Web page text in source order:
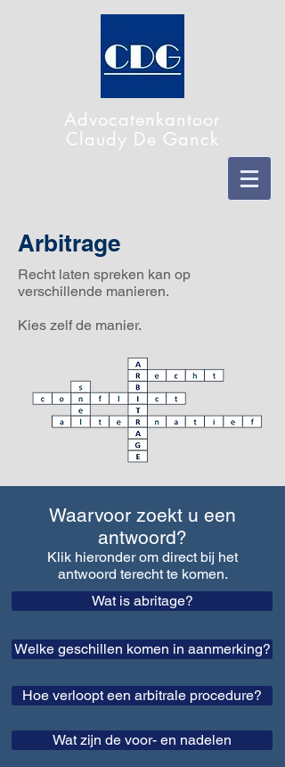
Advocatenkantoor
Claudy De Ganck
Arbitrage
Recht laten spreken kan op
verschillende manieren.
Kies zelf de manier.
Waarvoor zoekt u een
antwoord?
Klik hieronder om direct bij het
antwoord terecht te komen.
Wat is abritage?
Welke geschillen komen in aanmerking?
Hoe verloopt een arbitrale procedure?
Wat zijn de voor- en nadelen